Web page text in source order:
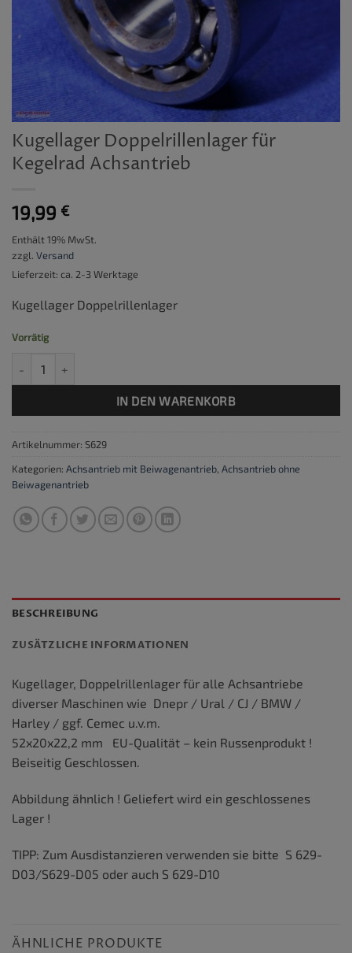
Kugellager Doppelrillenlager für
Kegelrad Achsantrieb
19,99 €
Enthält 19% MwSt.
zzgl. Versand
Lieferzeit: ca. 2-3 Werktage
Kugellager Doppelrillenlager
Vorrätig
IN DEN WARENKORB
Artikelnummer: S629
Kategorien: Achsantrieb mit Beiwagenantrieb, Achsantrieb ohne
Beiwagenantrieb
BESCHREIBUNG
ZUSÄTZLICHE INFORMATIONEN
Kugellager, Doppelrillenlager für alle Achsantriebe
diverser Maschinen wie Dnepr / Ural / CJ / BMW /
Harley / ggf. Cemec u.v.m.
52x20x22,2 mm EU-Qualität – kein Russenprodukt !
Beiseitig Geschlossen.
Abbildung ähnlich ! Geliefert wird ein geschlossenes
Lager !
TIPP: Zum Ausdistanzieren verwenden sie bitte S 629-
D03/S629-D05 oder auch S 629-D10
ÄHNLICHE PRODUKTE